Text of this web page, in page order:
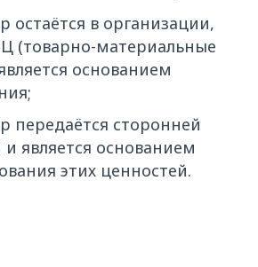
остаётся в организации,
(товарно-материальные
основанием
передаётся сторонней
является основанием
этих ценностей.